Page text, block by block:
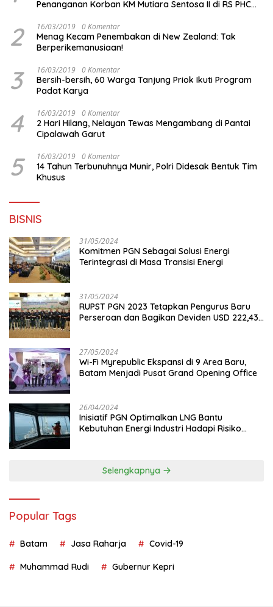
Penanganan Korban KM Mutiara Sentosa II di RS PHC
2 16/03/2019 0 Komentar
Menag Kecam Penembakan di New Zealand: Tak
Berperikemanusiaan!
3 16/03/2019 0 Komentar
Bersih-bersih, 60 Warga Tanjung Priok Ikuti Program
Padat Karya
4 16/03/2019 0 Komentar
2 Hari Hilang, Nelayan Tewas Mengambang di Pantai
Cipalawah Garut
5 16/03/2019 0 Komentar
14 Tahun Terbunuhnya Munir, Polri Didesak Bentuk Tim
Khusus
BISNIS
31/05/2024
Komitmen PGN Sebagai Solusi Energi
Terintegrasi di Masa Transisi Energi
31/05/2024
RUPST PGN 2023 Tetapkan Pengurus Baru
Perseroan dan Bagikan Deviden USD 222,43
27/05/2024
Wi-Fi Myrepublic Ekspansi di 9 Area Baru,
Batam Menjadi Pusat Grand Opening Office
26/04/2024
Inisiatif PGN Optimalkan LNG Bantu
Kebutuhan Energi Industri Hadapi Risiko
Selengkapnya
Popular Tags
Batam Jasa Raharja Covid-19
Muhammad Rudi Gubernur Kepri